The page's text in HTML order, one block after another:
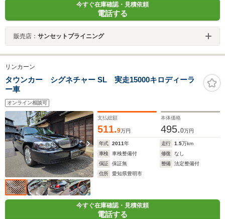
今すぐ在庫確認・見積依頼
電話する
販売店： サンセットプライニング
リンカーン
タウンカー シグネチャー SL 実走15000キロディーラ
ー車
オンライン相談可
支払総額
511.9万円
本体価格
495.0万円
年式 2011年 走行 1.5万km
車検
車検整備付 修復
なし
保証
保証無 整備
法定整備付
住所
愛知県豊明市
今すぐ在庫確認・見積依頼
電話する